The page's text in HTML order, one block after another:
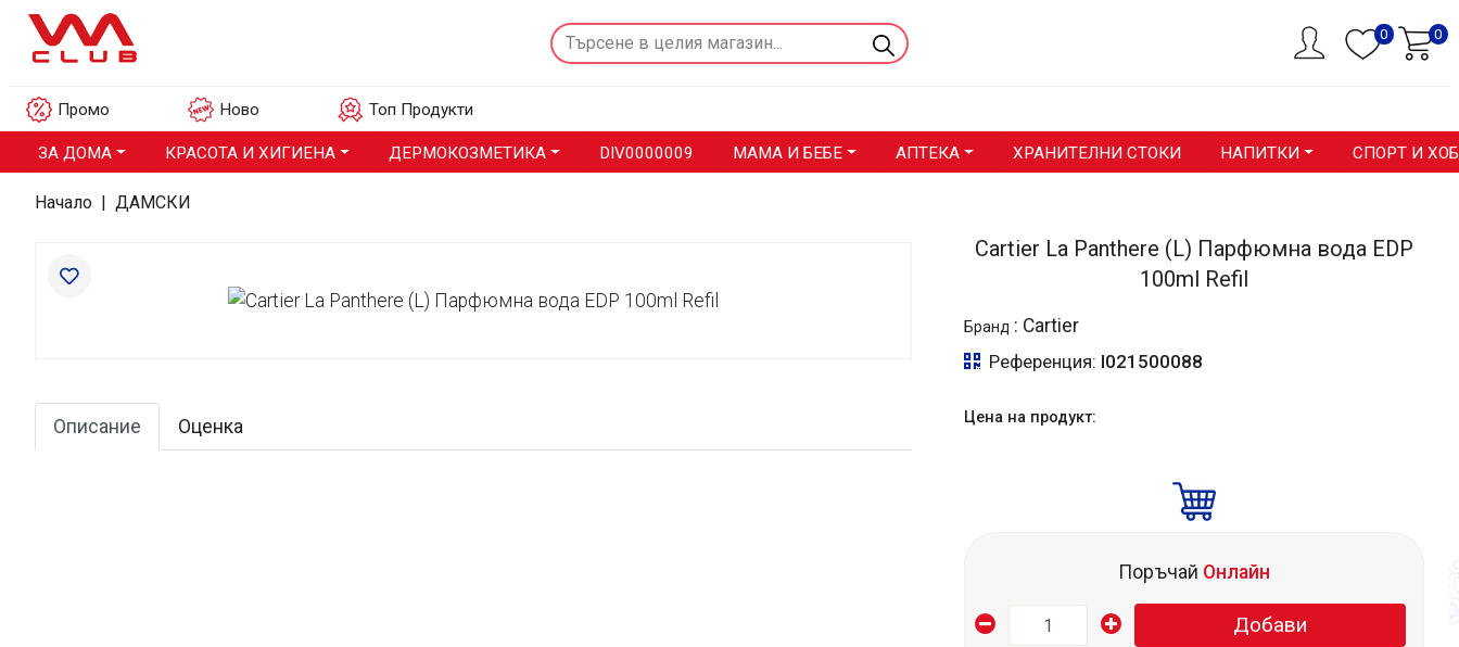
0 0
Промо Ново Топ Продукти
ЗА ДОМА КРАСОТА И ХИГИЕНА ДЕРМОКОЗМЕТИКА DIV0000009 МАМА И БЕБЕ АПТЕКА ХРАНИТЕЛНИ СТОКИ НАПИТКИ СПОРТ И
Начало | ДАМСКИ
Cartier La Panthere (L) Парфюмна вода EDP
100ml Refil
Бранд : Cartier
Референция: I021500088
Цена на продукт:
Поръчай Онлайн
Добави
Описание Оценка